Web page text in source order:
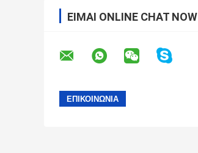
ΕΊΜΑΙ ONLINE CHAT NOW